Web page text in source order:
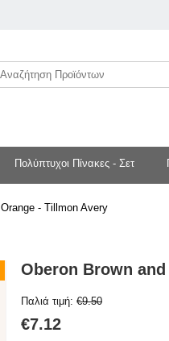
Πολύπτυχοι Πίνακες - Σετ
- Tillmon Avery
Oberon Brown
Παλιά τιμή: €9.50
€7.12